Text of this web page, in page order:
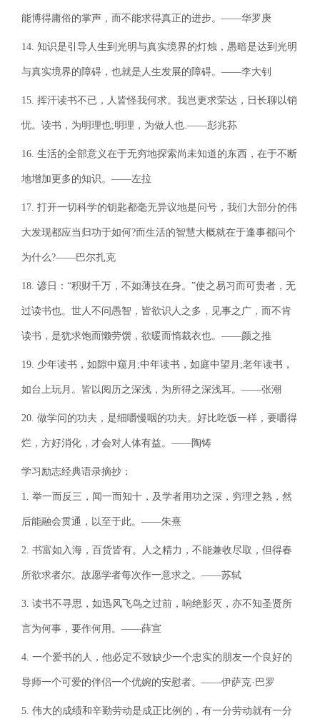
能博得庸俗的掌声，而不能求得真正的进步。——华罗庚
14. 知识是引导人生到光明与真实境界的灯烛，愚暗是达到光明
与真实境界的障碍，也就是人生发展的障碍。——李大钊
15. 挥汗读书不已，人皆怪我何求。我岂更求荣达，日长聊以销
忧。读书，为明理也;明理，为做人也.——彭兆荪
16. 生活的全部意义在于无穷地探索尚未知道的东西，在于不断
地增加更多的知识。——左拉
17. 打开一切科学的钥匙都毫无异议地是问号，我们大部分的伟
大发现都应当归功于如何?而生活的智慧大概就在于逢事都问个
为什么?——巴尔扎克
18. 谚日：“积财千万，不如薄技在身。”使之易习而可贵者，无
过读书也。世人不问愚智，皆欲识人之多，见事之广，而不肯
读书，是犹求饱而懒劳馔，欲暖而惰裁衣也。——颜之推
19. 少年读书，如隙中窥月;中年读书，如庭中望月;老年读书，
如台上玩月。皆以阅历之深浅，为所得之深浅耳。——张潮
20. 做学问的功夫，是细嚼慢咽的功夫。好比吃饭一样，要嚼得
烂，方好消化，才会对人体有益。——陶铸
学习励志经典语录摘抄：
1. 举一而反三，闻一而知十，及学者用功之深，穷理之熟，然
后能融会贯通，以至于此。——朱熹
2. 书富如入海，百货皆有。人之精力，不能兼收尽取，但得春
所欲求者尔。故愿学者每次作一意求之。——苏轼
3. 读书不寻思，如迅风飞鸟之过前，响绝影灭，亦不知圣贤所
言为何事，要作何用。——薛宣
4. 一个爱书的人，他必定不致缺少一个忠实的朋友一个良好的
导师一个可爱的伴侣一个优婉的安慰者。——伊萨克·巴罗
5. 伟大的成绩和辛勤劳动是成正比例的，有一分劳动就有一分